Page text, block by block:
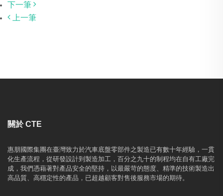
下一筆
上一筆
關於 CTE
惠朋國際集團在臺灣致力於汽車底盤零部件之製造已有數十年經驗，一貫
化生產流程，從研發設計到製造加工，百分之九十的制程均在自有工廠完
成，我們憑藉著對產品安全的堅持，以最嚴苛的態度、精準的技術製造出
高品質、高穩定性的產品，已超越顧客對售後服務市場的期待。